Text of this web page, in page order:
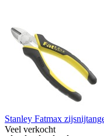
Stanley Fatmax
Veel verkocht